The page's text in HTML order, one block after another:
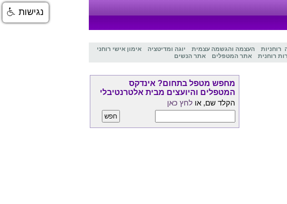
רוחניות העצמה והגשמה עצמית יוגה ומדיטציה
אימון אישי רוחני
רוחנית אתר המטפלים אתר הנשים
מחפש מטפל בתחום? אינדקס
המטפלים והיועצים מבית אלטרנטיבלי
הקלד שם, או לחץ כאן
נגישות